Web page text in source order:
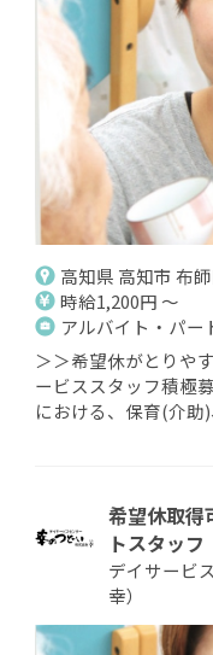
高知県 高知市 布
時給1,200円 ～
アルバイト・パー
＞＞希望休がとりや
ービススタッフ積極
における、保育(介助
希望休取得
トスタッフ
デイサービ
幸）